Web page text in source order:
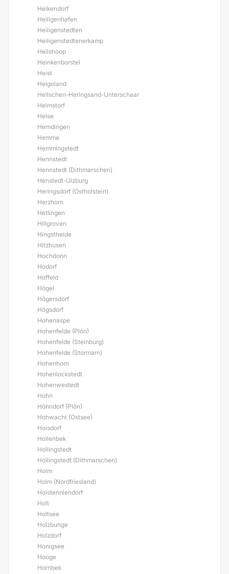
Heikendorf
Heiligenhafen
Heiligenstedten
Heiligenstedtenerkamp
Heilshoop
Heinkenborstel
Heist
Helgoland
Hellschen-Heringsand-Unterschaar
Helmstorf
Helse
Hemdingen
Hemme
Hemmingstedt
Hennstedt
Hennstedt (Dithmarschen)
Henstedt-Ulzburg
Heringsdorf (Ostholstein)
Herzhorn
Hetlingen
Hillgroven
Hingstheide
Hitzhusen
Hochdonn
Hodorf
Hoffeld
Högel
Högersdorf
Högsdorf
Hohenaspe
Hohenfelde (Plön)
Hohenfelde (Steinburg)
Hohenfelde (Stormarn)
Hohenhorn
Hohenlockstedt
Hohenwestedt
Hohn
Höhndorf (Plön)
Hohwacht (Ostsee)
Hoisdorf
Hollenbek
Hollingstedt
Hollingstedt (Dithmarschen)
Holm
Holm (Nordfriesland)
Holstenniendorf
Holt
Holtsee
Holzbunge
Holzdorf
Honigsee
Hooge
Hornbek